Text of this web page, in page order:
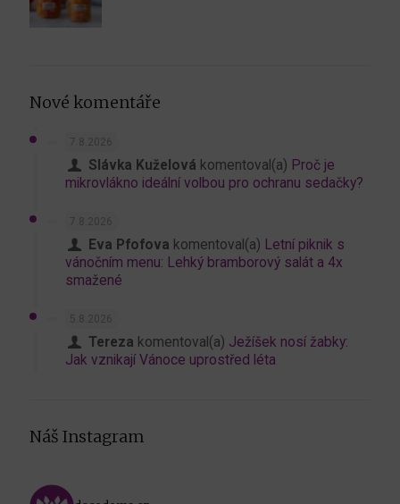
Nové komentáře
7.8.2026
Slávka Kuželová komentoval(a) Proč je
mikrovlákno ideální volbou pro ochranu sedačky?
7.8.2026
Eva Pfofova komentoval(a) Letní piknik s
vánočním menu: Lehký bramborový salát a 4x
smažené
5.8.2026
Tereza komentoval(a) Ježíšek nosí žabky:
Jak vznikají Vánoce uprostřed léta
Náš Instagram